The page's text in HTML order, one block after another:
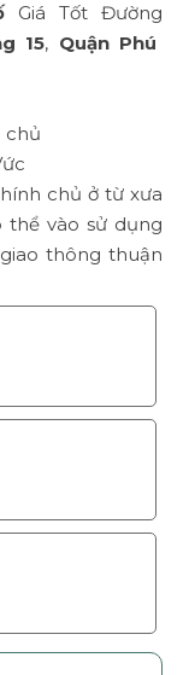
Giá Tốt Đường
15, Quận Phú
chủ
chủ ở từ xưa
thể vào sử dụng
giao thông thuận